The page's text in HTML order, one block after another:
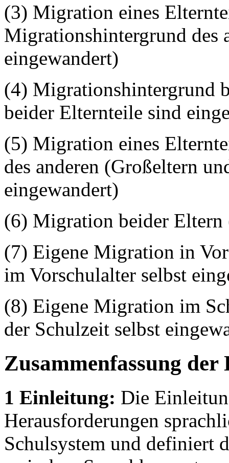
(3) Migration eines
Migrationshintergrund des
eingewandert)
(4) Migrationshintergrund
beider Elternteile sind
(5) Migration eines
des anderen (Großeltern
eingewandert)
(6) Migration beider Eltern
(7) Eigene Migration in
im Vorschulalter selbst
(8) Eigene Migration im
der Schulzeit selbst
Zusammenfassung der
1 Einleitung: Die
Herausforderungen
Schulsystem und definiert